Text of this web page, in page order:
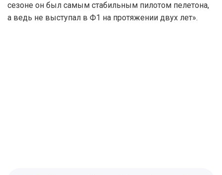
сезоне он был самым стабильным пилотом пелетона,
а ведь не выступал в Ф1 на протяжении двух лет».